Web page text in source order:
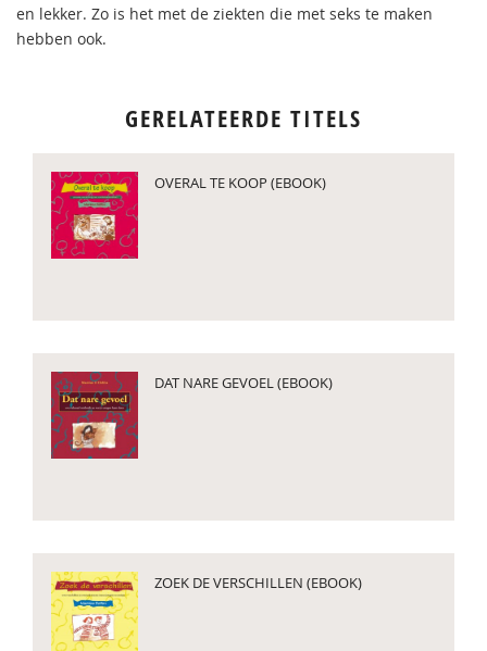
en lekker. Zo is het met de ziekten die met seks te maken
hebben ook.
GERELATEERDE TITELS
OVERAL TE KOOP (EBOOK)
DAT NARE GEVOEL (EBOOK)
ZOEK DE VERSCHILLEN (EBOOK)